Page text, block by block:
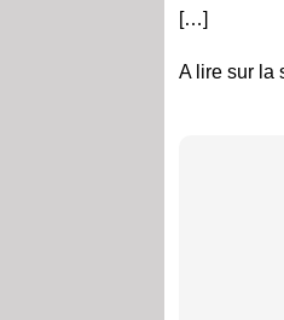
[…]
A lire sur la